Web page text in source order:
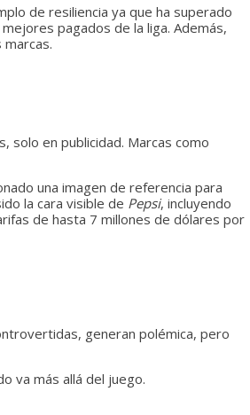
de resiliencia ya que ha superado
pagados de la liga. Además,
solo en publicidad. Marcas como
una imagen de referencia para
la cara visible de Pepsi, incluyendo
de hasta 7 millones de dólares por
generan polémica, pero
va más allá del juego.